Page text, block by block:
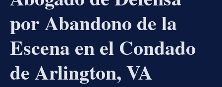
por Abandono de la
Escena en el Condado
de Arlington, VA